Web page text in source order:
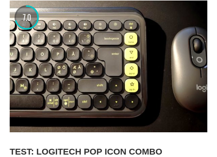
7.0
TEST: LOGITECH POP ICON COMBO